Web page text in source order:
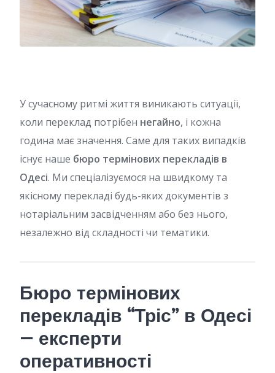
У сучасному ритмі життя виникають ситуації,
коли переклад потрібен негайно, і кожна
година має значення. Саме для таких випадків
існує наше бюро термінових перекладів в
Одесі. Ми спеціалізуємося на швидкому та
якісному перекладі будь-яких документів з
нотаріальним засвідченням або без нього,
незалежно від складності чи тематики.
Бюро термінових
перекладів “Тріс” в Одесі
— експерти
оперативності